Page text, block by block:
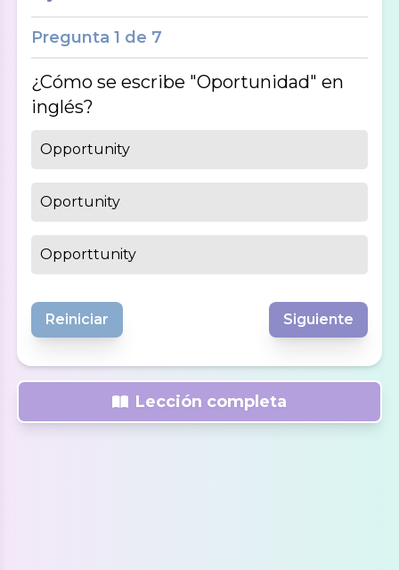
Pregunta 1 de 7
¿Cómo se escribe "Oportunidad" en
inglés?
Opportunity
Oportunity
Opporttunity
Reiniciar Siguiente
Lección completa